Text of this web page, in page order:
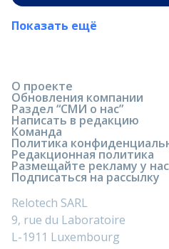
Показать ещё
О проекте
Обновления компании
Раздел “СМИ о нас”
Написать в редакцию
Команда
Политика
Редакционная политика
Размещайте рекламу у нас
Подписаться на рассылку
Relotech SARL
9, rue du Laboratoire
L-1911 Luxembourg